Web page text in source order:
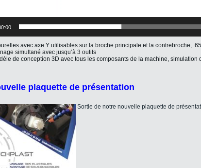
avec axe Y utilisables sur la broche principale et la contrebroche,
simultané avec jusqu’à 3 outils
de conception 3D avec tous les composants de la machine, simulation
plaquette de présentation
Sortie de notre nouvelle plaquette de